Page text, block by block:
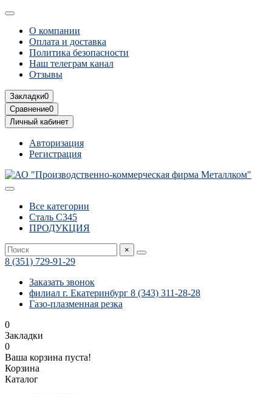
О компании
Оплата и доставка
Политика безопасности
Наш телеграм канал
Отзывы
Закладки0
Сравнение0
Личный кабинет
Авторизация
Регистрация
Все категории
Сталь С345
ПРОДУКЦИЯ
×
8 (351) 729-91-29
Заказать звонок
филиал г. Екатеринбург 8 (343) 311-28-28
Газо-плазменная резка
0
Закладки
0
Ваша корзина пуста!
Корзина
Каталог